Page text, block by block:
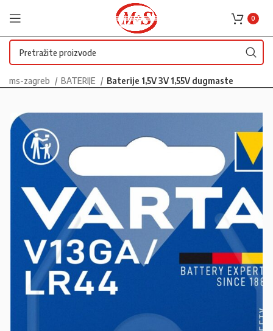
0
ms-zagreb BATERIJE Baterije 1,5V 3V 1,55V dugmaste